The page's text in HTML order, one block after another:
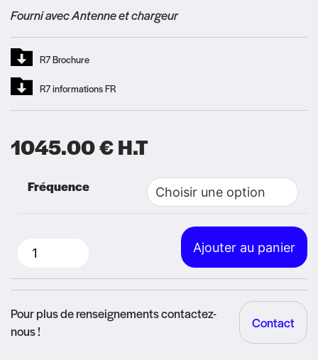
Fourni avec Antenne et chargeur
R7 Brochure
R7 informations FR
1045.00€H.T
Fréquence
quantité
de
Portatif
Motorola
Ajouter au panier
Alternative:
Pour plus de renseignements contactez-
nous !
Contact